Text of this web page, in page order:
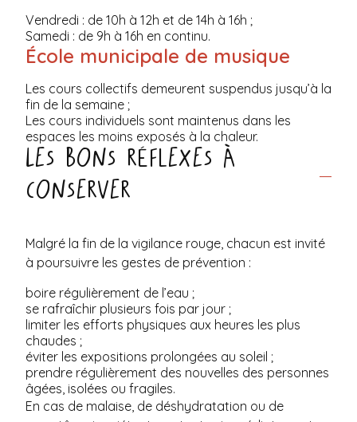
Vendredi : de 10h à 12h et de 14h à 16h ;
Samedi : de 9h à 16h en continu.
École municipale de musique
Les cours collectifs demeurent suspendus jusqu’à la
fin de la semaine ;
Les cours individuels sont maintenus dans les
espaces les moins exposés à la chaleur.
Les bons réflexes à
conserver
Malgré la fin de la vigilance rouge, chacun est invité
à poursuivre les gestes de prévention :
boire régulièrement de l’eau ;
se rafraîchir plusieurs fois par jour ;
limiter les efforts physiques aux heures les plus
chaudes ;
éviter les expositions prolongées au soleil ;
prendre régulièrement des nouvelles des personnes
âgées, isolées ou fragiles.
En cas de malaise, de déshydratation ou de